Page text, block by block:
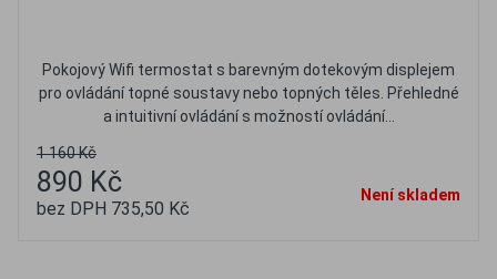
Pokojový Wifi termostat s barevným dotekovým displejem
pro ovládání topné soustavy nebo topných těles. Přehledné
a intuitivní ovládání s možností ovládání...
1 160 Kč
890 Kč
bez DPH 735,50 Kč
Není skladem